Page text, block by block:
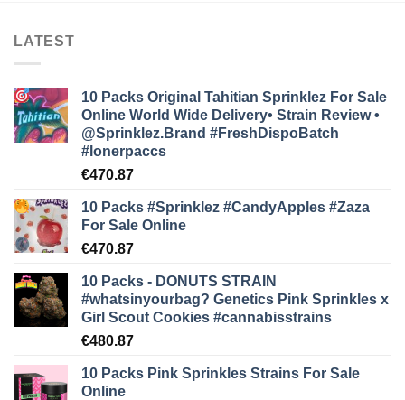
LATEST
10 Packs Original Tahitian Sprinklez For Sale
Online World Wide Delivery• Strain Review •
@Sprinklez.Brand #FreshDispoBatch
#lonerpaccs
€470.87
10 Packs #Sprinklez #CandyApples #Zaza
For Sale Online
€470.87
10 Packs - DONUTS STRAIN
#whatsinyourbag? Genetics Pink Sprinkles x
Girl Scout Cookies #cannabisstrains
€480.87
10 Packs Pink Sprinkles Strains For Sale
Online